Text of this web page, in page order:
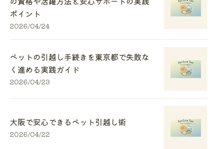
ポイント
2026/04/24
ペットの引越し手続きを東京都で失敗な
く進める実践ガイド
2026/04/23
大阪で安心できるペット引越し術
2026/04/22